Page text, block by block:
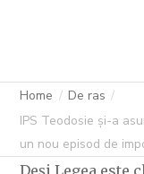
Home
De ras
IPS Teodosie și-a
un nou episod de
Deși Legea este